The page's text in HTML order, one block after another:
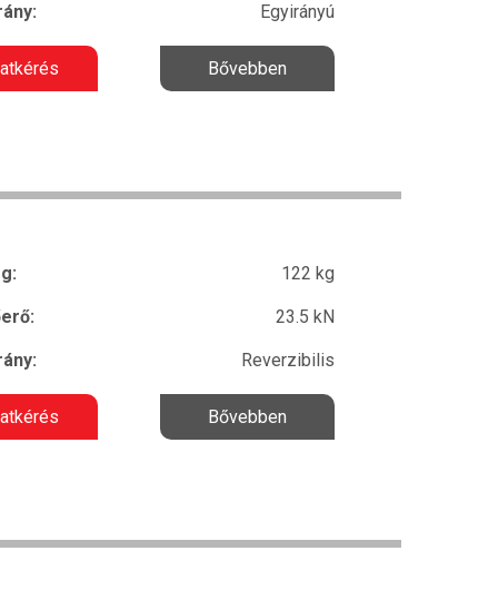
Egyirányú
Bővebben
122 kg
23.5 kN
Reverzibilis
Bővebben